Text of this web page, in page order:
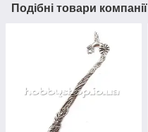
Подібні товари компанії